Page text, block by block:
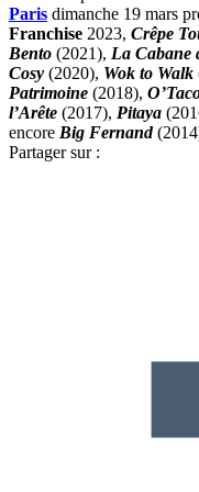
Paris dimanche 19 mars
Franchise 2023, Crêpe
Bento (2021), La Cabane
Cosy (2020), Wok to Walk
Patrimoine (2018),
l’Arête (2017), Pitaya
encore Big Fernand
Partager sur :